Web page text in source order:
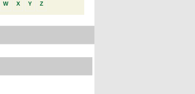
W X Y Z